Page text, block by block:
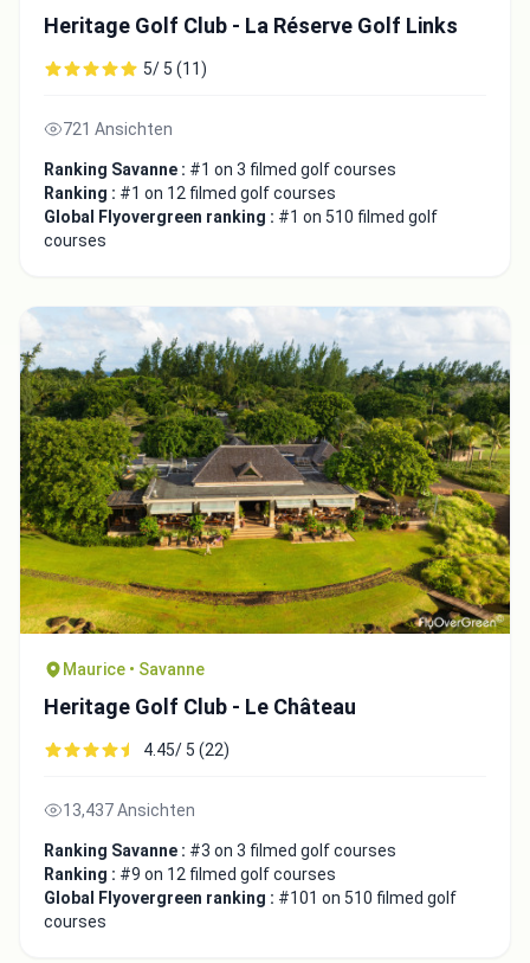
Heritage Golf Club - La Réserve Golf Links
5/ 5 (11)
721 Ansichten
Ranking Savanne : #1 on 3 filmed golf courses
Ranking : #1 on 12 filmed golf courses
Global Flyovergreen ranking : #1 on 510 filmed golf
courses
Maurice • Savanne
Heritage Golf Club - Le Château
4.45/ 5 (22)
13,437 Ansichten
Ranking Savanne : #3 on 3 filmed golf courses
Ranking : #9 on 12 filmed golf courses
Global Flyovergreen ranking : #101 on 510 filmed golf
courses